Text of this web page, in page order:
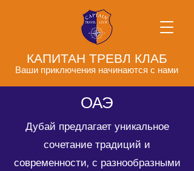
КАПИТАН ТРЕВЛ КЛАБ
Ваши приключения начинаются с нами
ОАЭ
Дубай предлагает уникальное
сочетание традиций и
современности, с разнообразными